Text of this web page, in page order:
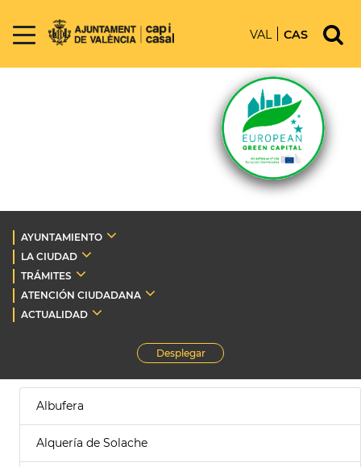
VAL CAS
AYUNTAMIENTO
LA CIUDAD
TRÁMITES
ATENCIÓN CIUDADANA
ACTUALIDAD
Desplegar
Albufera
Alquería de Solache